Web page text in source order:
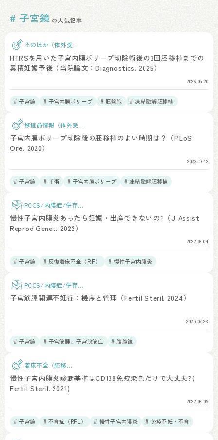
# 子宮鏡 の人気記事
そのほか（体外受
精）
HTRSを用いた子宮内膜ポリープ切除術後の3回胚移植までの
累積妊娠予後（当院論文：Diagnostics. 2025）
2026.05.20
# 子宮鏡 # 子宮内膜ポリープ # 胚盤胞
# 凍結融解胚移植
移植前情報（体外受
精）
子宮内膜ポリープ切除後の胚移植のよい時期は？（PLoS
One. 2020）
2023.07.12
# 子宮鏡 # 手術 # 子宮内膜ポリープ # 凍結融解胚移植
PCOS/内膜症/併存疾
慢性子宮内膜炎あったら妊娠・出産できないの?（J Assist
Reprod Genet. 2022）
2022.02.04
# 子宮鏡 # 反復着床不全（RIF） # 慢性子宮内膜炎
PCOS/内膜症/併存疾
患
子宮筋腫関連不妊症：機序と管理（Fertil Steril. 2024）
2025.09.23
# 子宮鏡 # 子宮筋腫、子宮腺筋症 # 腹腔鏡
着床不全（胚移
植）
慢性子宮内膜炎診断基準はCD138免疫染色だけで大丈夫?(
Fertil Steril. 2021)
2022.08.09
# 子宮鏡 # 不育症（RPL） # 慢性子宮内膜炎 # 免疫不妊・不育